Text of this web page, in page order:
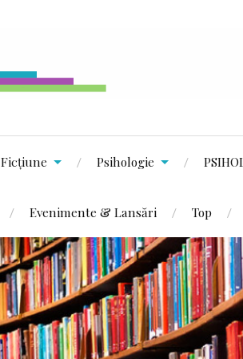
Ficțiune Psihologie
Evenimente & Lansări Top